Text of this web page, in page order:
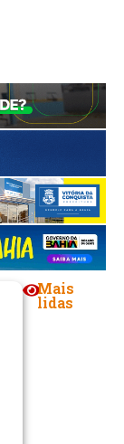
Mais
lidas